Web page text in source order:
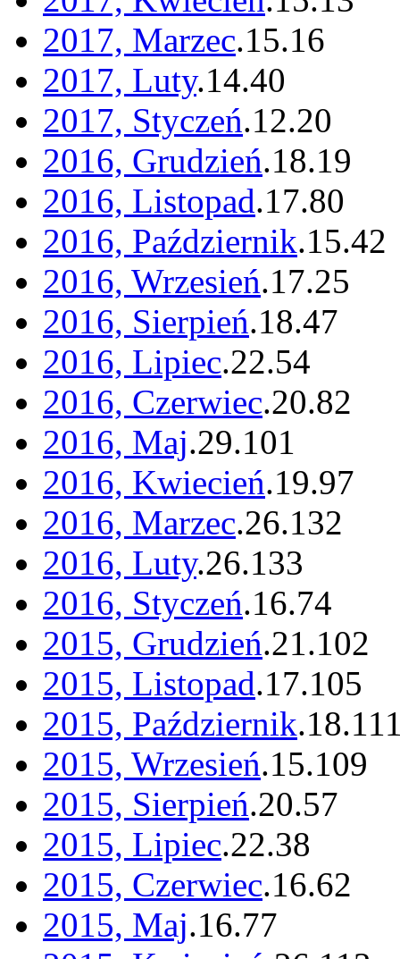
2017, Marzec.15.16
2017, Luty.14.40
2017, Styczeń.12.20
2016, Grudzień.18.19
2016, Listopad.17.80
2016, Październik.15.42
2016, Wrzesień.17.25
2016, Sierpień.18.47
2016, Lipiec.22.54
2016, Czerwiec.20.82
2016, Maj.29.101
2016, Kwiecień.19.97
2016, Marzec.26.132
2016, Luty.26.133
2016, Styczeń.16.74
2015, Grudzień.21.102
2015, Listopad.17.105
2015, Październik.18.
2015, Wrzesień.15.109
2015, Sierpień.20.57
2015, Lipiec.22.38
2015, Czerwiec.16.62
2015, Maj.16.77